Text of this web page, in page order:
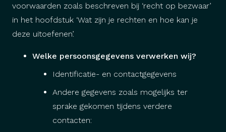
voorwaarden zoals beschreven bij ‘recht op bezwaar’
in het hoofdstuk ‘Wat zijn je rechten en hoe kan je
deze uitoefenen’.
Welke persoonsgegevens verwerken wij?
Identificatie- en contactgegevens
Andere gegevens zoals mogelijks ter
sprake gekomen tijdens verdere
contacten: